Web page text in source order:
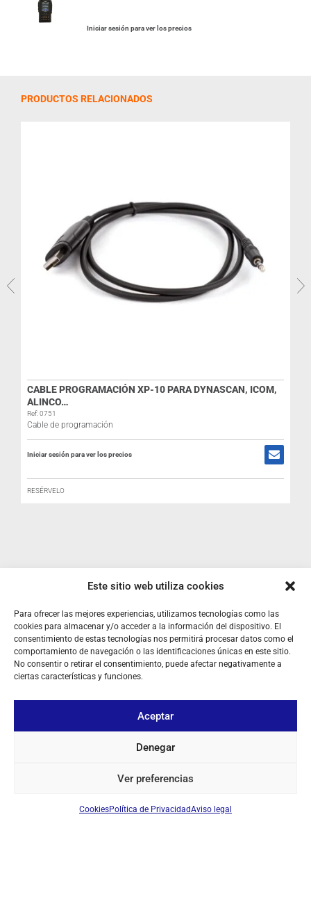
Este sitio web utiliza cookies
Para ofrecer las mejores experiencias, utilizamos tecnologías como las
cookies para almacenar y/o acceder a la información del dispositivo. El
consentimiento de estas tecnologías nos permitirá procesar datos como el
comportamiento de navegación o las identificaciones únicas en este sitio.
No consentir o retirar el consentimiento, puede afectar negativamente a
ciertas características y funciones.
Aceptar
Denegar
Ver preferencias
CookiesPolítica de PrivacidadAviso legal
Iniciar sesión para ver los precios
PRODUCTOS RELACIONADOS
CABLE PROGRAMACIÓN XP-10 PARA DYNASCAN, ICOM,
ALINCO…
Ref: 0751
Cable de programación
Iniciar sesión para ver los precios
RESÉRVELO
SOBRE NOSOTROS
TU CUENTA
CONTACTO
+ 34 933 348 800
info@pihernz.com